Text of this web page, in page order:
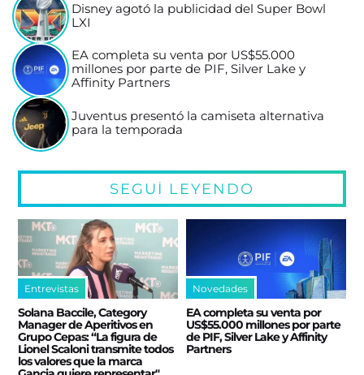
Disney agotó la publicidad del Super Bowl
LXI
EA completa su venta por US$55.000
millones por parte de PIF, Silver Lake y
Affinity Partners
Juventus presentó la camiseta alternativa
para la temporada
SEGUÍ LEYENDO
Entrevistas
Solana Baccile, Category
Manager de Aperitivos en
Grupo Cepas: “La figura de
Lionel Scaloni transmite todos
los valores que la marca
Novedades
EA completa su venta por
US$55.000 millones por parte
de PIF, Silver Lake y Affinity
Partners